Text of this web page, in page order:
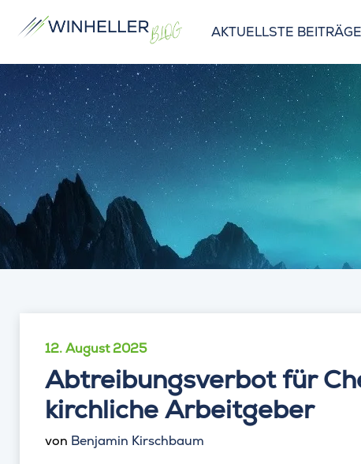
AKTUELLSTE BEITRÄGE
12. August 2025
Abtreibungsverbot für
kirchliche Arbeitgeber
von Benjamin Kirschbaum